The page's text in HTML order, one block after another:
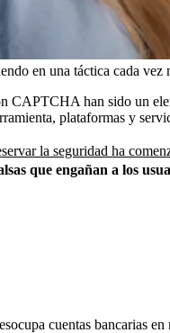
en una táctica cada
CAPTCHA han sido un
plataformas y
la seguridad ha
que engañan a los
cuentas bancarias